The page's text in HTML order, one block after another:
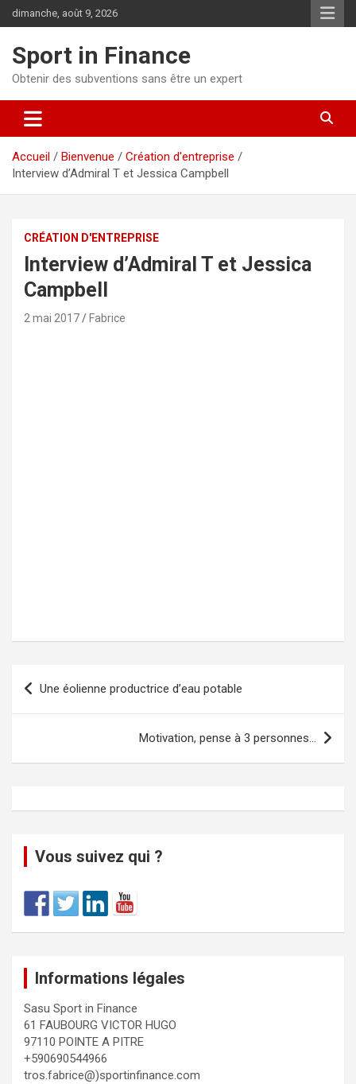
dimanche, août 9, 2026
Sport in Finance
Obtenir des subventions sans être un expert
Accueil Bienvenue
Création d'entreprise
Interview d’Admiral T et Jessica Campbell
CRÉATION D'ENTREPRISE
Interview d’Admiral T et Jessica
Campbell
2 mai 2017 Fabrice
Une éolienne productrice d’eau potable
Motivation, pense à 3 personnes…
Vous suivez qui ?
Informations légales
Sasu Sport in Finance
61 FAUBOURG VICTOR HUGO
97110 POINTE A PITRE
+590690544966
tros.fabrice@)sportinfinance.com